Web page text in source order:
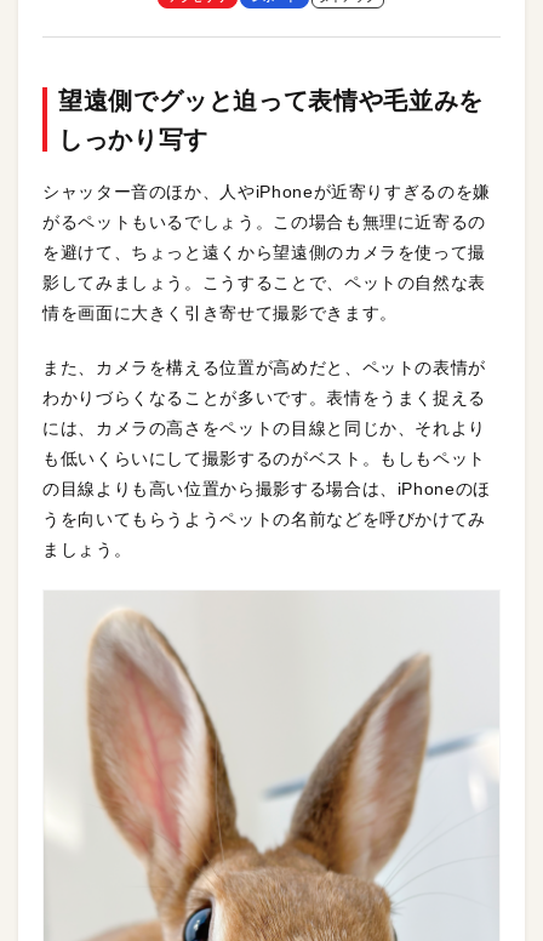
望遠側でグッと迫って表情や毛並みを
しっかり写す
シャッター音のほか、人やiPhoneが近寄りすぎるのを嫌
がるペットもいるでしょう。この場合も無理に近寄るの
を避けて、ちょっと遠くから望遠側のカメラを使って撮
影してみましょう。こうすることで、ペットの自然な表
情を画面に大きく引き寄せて撮影できます。
また、カメラを構える位置が高めだと、ペットの表情が
わかりづらくなることが多いです。表情をうまく捉える
には、カメラの高さをペットの目線と同じか、それより
も低いくらいにして撮影するのがベスト。もしもペット
の目線よりも高い位置から撮影する場合は、iPhoneのほ
うを向いてもらうようペットの名前などを呼びかけてみ
ましょう。